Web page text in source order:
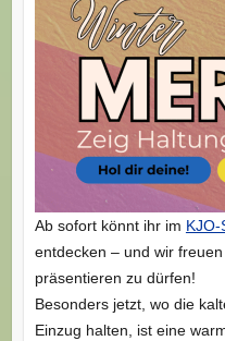
Ab sofort könnt ihr im KJO-
entdecken – und wir
präsentieren zu dürfen!
Besonders jetzt, wo die
Einzug halten, ist eine